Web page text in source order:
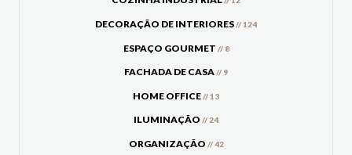
DECORAÇÃO DE INTERIORES// 124
ESPAÇO GOURMET // 8
FACHADA DE CASA// 9
HOME OFFICE// 13
ILUMINAÇÃO // 24
ORGANIZAÇÃO // 42